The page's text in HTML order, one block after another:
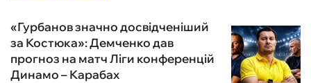
«Гурбанов значно досвідченіший
за Костюка»: Демченко дав
прогноз на матч Ліги конференцій
Динамо – Карабах